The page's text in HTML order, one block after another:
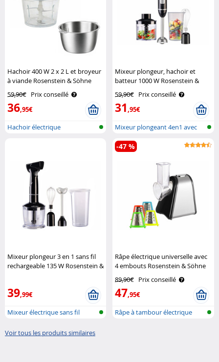
Hachoir 400 W 2 x 2 L et broyeur
à viande Rosenstein & Söhne
59,90€ Prix conseillé
36,95€
Hachoir électrique
Mixeur plongeur, hachoir et
batteur 1000 W Rosenstein &
59,90€ Prix conseillé
31,95€
Mixeur plongeant 4en1 avec
accessoi..
Mixeur plongeur 3 en 1 sans fil
rechargeable 135 W Rosenstein &
39,99€
Mixeur électrique sans fil
Râpe électrique universelle avec
4 embouts Rosenstein & Söhne
89,90€ Prix conseillé
47,95€
-47 %
Râpe à tambour électrique
Voir tous les produits similaires